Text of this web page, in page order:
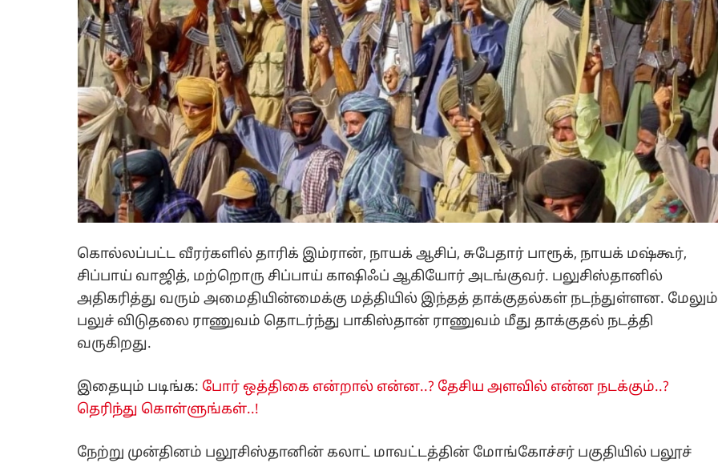
கொல்லப்பட்ட வீரர்களில் தாரிக் இம்ரான், நாயக் ஆசிப், சுபேதார் பாரூக், நாயக் மஷ்கூர்,
சிப்பாய் வாஜித், மற்றொரு சிப்பாய் காஷிஃப் ஆகியோர் அடங்குவர். பலுசிஸ்தானில்
அதிகரித்து வரும் அமைதியின்மைக்கு மத்தியில் இந்தத் தாக்குதல்கள் நடந்துள்ளன. மேலும்
பலுச் விடுதலை ராணுவம் தொடர்ந்து பாகிஸ்தான் ராணுவம் மீது தாக்குதல் நடத்தி
வருகிறது.
இதையும் படிங்க: போர் ஒத்திகை என்றால் என்ன..? தேசிய அளவில் என்ன நடக்கும்..?
தெரிந்து கொள்ளுங்கள்..!
நேற்று முன்தினம் பலூசிஸ்தானின் கலாட் மாவட்டத்தின் மோங்கோச்சர் பகுதியில் பலூச்